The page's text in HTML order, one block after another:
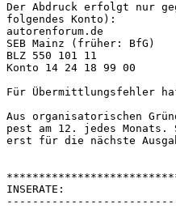
Der Abdruck erfolgt nur
folgendes Konto):
autorenforum.de
SEB Mainz (früher: BfG)
BLZ 550 101 11
Konto 14 24 18 99 00
Für Übermittlungsfehler
Aus organisatorischen
pest am 12. jedes Monats.
erst für die nächste
INSERATE: